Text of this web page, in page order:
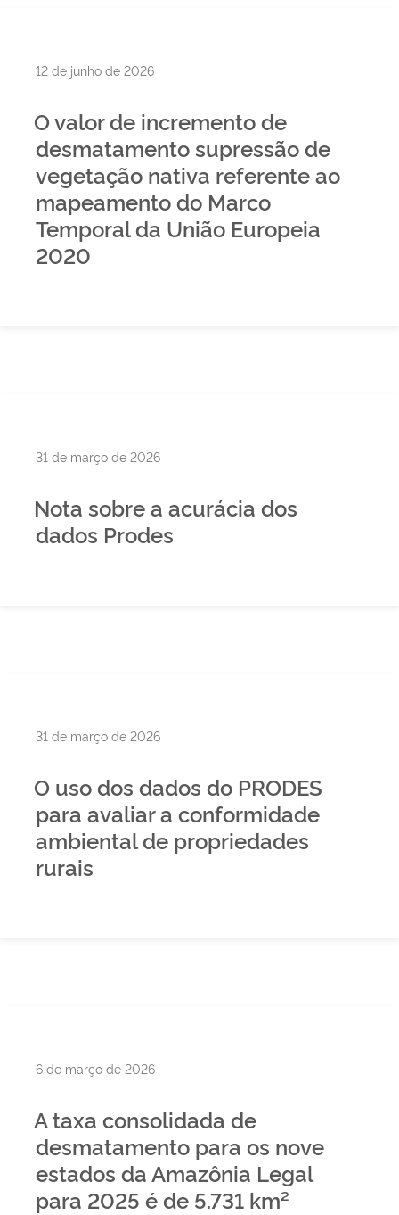
Publicado
12 de junho de 2026
O valor de incremento de
desmatamento supressão de
vegetação nativa referente ao
mapeamento do Marco
Temporal da União Europeia
2020
Publicado
31 de março de 2026
Nota sobre a acurácia dos
dados Prodes
Publicado
31 de março de 2026
O uso dos dados do PRODES
para avaliar a conformidade
ambiental de propriedades
rurais
Publicado
6 de março de 2026
A taxa consolidada de
desmatamento para os nove
estados da Amazônia Legal
para 2025 é de 5.731 km²